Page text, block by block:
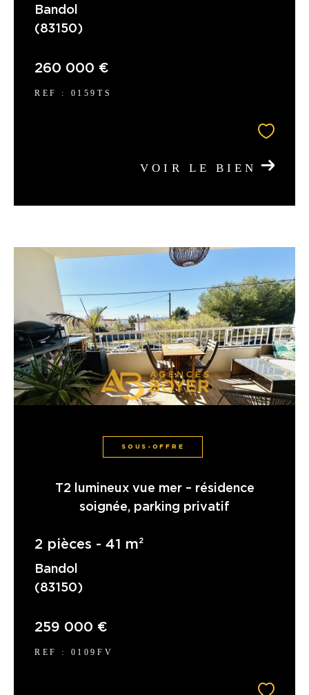
Bandol
(83150)
260 000 €
REF : 0159TS
VOIR LE BIEN
SOUS-OFFRE
T2 lumineux vue mer – résidence
soignée, parking privatif
2 pièces - 41 m²
Bandol
(83150)
259 000 €
REF : 0109FV